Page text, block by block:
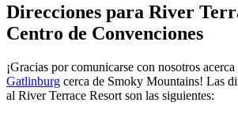
Direcciones para River
Centro de Convenciones
¡Gracias por comunicarse con nosotros
Gatlinburg cerca de Smoky Mountains! Las
al River Terrace Resort son las siguientes: